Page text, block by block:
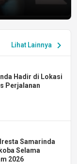
Lihat Lainnya chevron_right
Hadir di Lokasi
Perjalanan
Samarinda
Selama
2026